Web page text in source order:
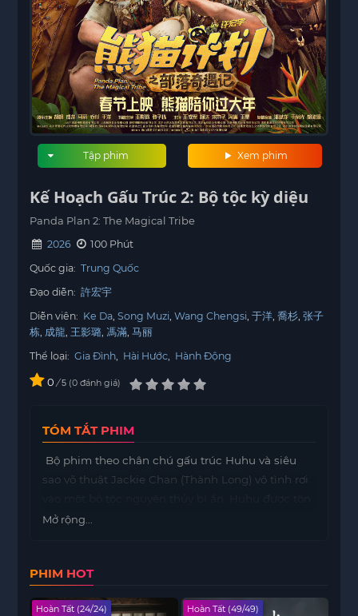
Xem phim
Tập phim
Kế Hoạch Gấu Trúc 2: Bộ tộc kỳ diệu
Panda Plan 2: The Magical Tribe
2026
100 Phút
Quốc gia: Trung Quốc
Đạo diễn: 許宏宇
Diễn viên: Ke Da Song Muzi Wang Chengsi 于洋 喬杉 张子
栋 成龍 王影璐 馮滿 马丽
Thể loại: Gia Đình, Hài Hước, Hành Động
0 / 5 0 đánh giá
TÓM TẮT PHIM
Bộ phim theo chân chú gấu trúc Huhu và siêu
sao võ thuật Jackie Chan (Thành Long) vô tình rơi
sùng là “thần thú” giúp giải cứu bộ tộc, dẫn đến
Mở rộng...
PHIM HOT
Hoàn Tất (24/24) Hoàn Tất (49/49)